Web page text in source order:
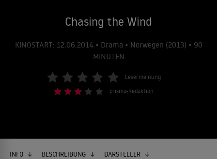
Chasing the Wind
KINOSTART: 12.06.2014 • Drama • Norwegen (2013) • 90
MINUTEN
Lesermeinung
prisma-Redaktion
INFO BESCHREIBUNG DARSTELLER